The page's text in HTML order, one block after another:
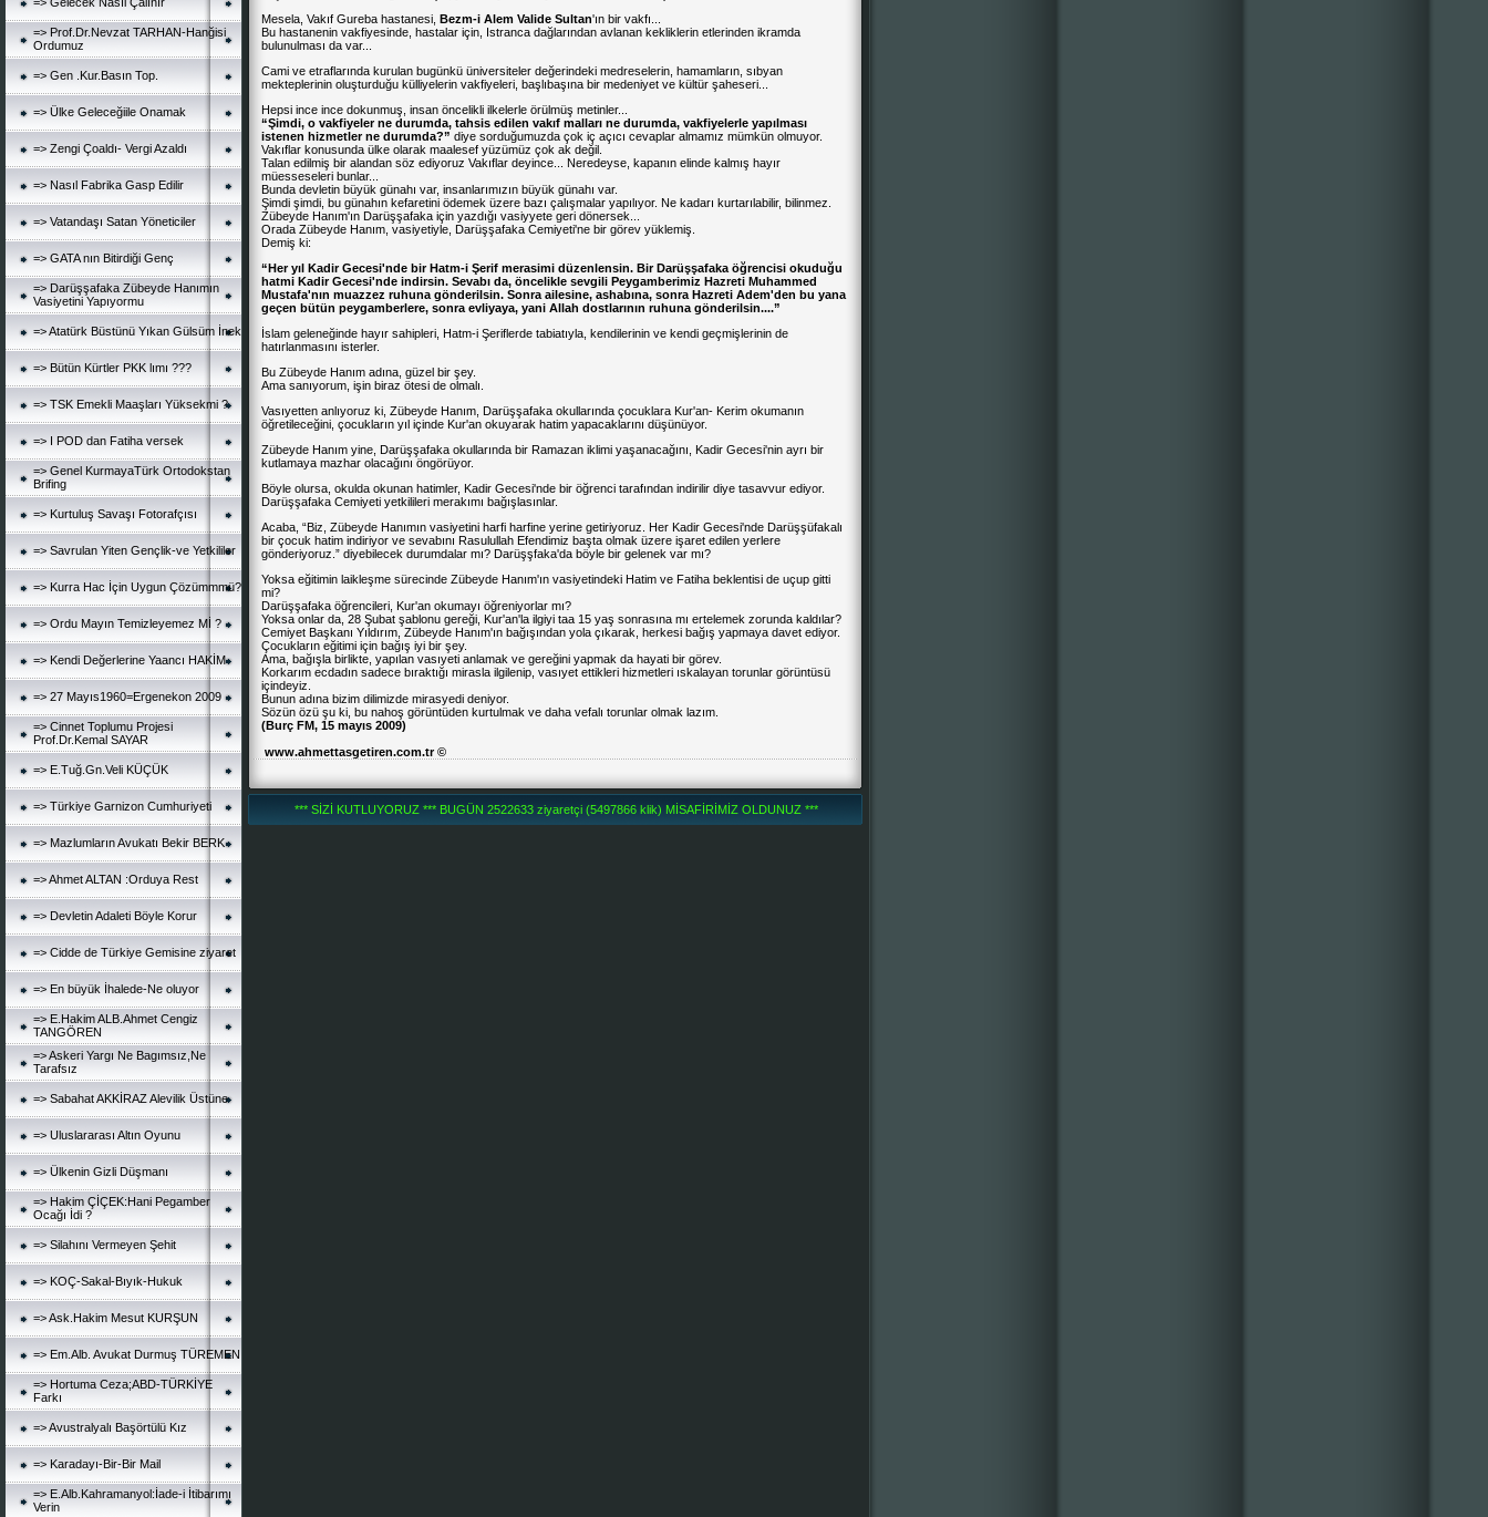
=> Prof.Dr.Nevzat TARHAN-Hanğisi
Ordumuz
=> Gen .Kur.Basın Top.
=> Ülke Geleceğiile Onamak
=> Zengi Çoaldı- Vergi Azaldı
=> Nasıl Fabrika Gasp Edilir
=> Vatandaşı Satan Yöneticiler
=> GATA nın Bitirdiği Genç
=> Darüşşafaka Zübeyde Hanımın
Vasiyetini Yapıyormu
=> Atatürk Büstünü Yıkan Gülsüm İnek
=> Bütün Kürtler PKK lımı ???
=> TSK Emekli Maaşları Yüksekmi ?
=> I POD dan Fatiha versek
=> Genel KurmayaTürk Ortodokstan
Brifing
=> Kurtuluş Savaşı Fotorafçısı
=> Savrulan Yiten Gençlik-ve Yetkililer
=> Kurra Hac İçin Uygun Çözümmmü?
=> Ordu Mayın Temizleyemez Mİ ?
=> Kendi Değerlerine Yaancı HAKİM
=> 27 Mayıs1960=Ergenekon 2009
=> Cinnet Toplumu Projesi
Prof.Dr.Kemal SAYAR
=> E.Tuğ.Gn.Veli KÜÇÜK
=> Türkiye Garnizon Cumhuriyeti
=> Mazlumların Avukatı Bekir BERK
=> Ahmet ALTAN :Orduya Rest
=> Devletin Adaleti Böyle Korur
=> Cidde de Türkiye Gemisine ziyaret
=> En büyük İhalede-Ne oluyor
=> E.Hakim ALB.Ahmet Cengiz
TANGÖREN
=> Askeri Yargı Ne Bagımsız,Ne
Tarafsız
=> Sabahat AKKİRAZ Alevilik Üstüne
=> Uluslararası Altın Oyunu
=> Ülkenin Gizli Düşmanı
=> Hakim ÇİÇEK:Hani Pegamber
Ocağı İdi ?
=> Silahını Vermeyen Şehit
=> KOÇ-Sakal-Bıyık-Hukuk
=> Ask.Hakim Mesut KURŞUN
=> Em.Alb. Avukat Durmuş TÜREMEN
=> Hortuma Ceza;ABD-TÜRKİYE
Farkı
=> Avustralyalı Başörtülü Kız
=> Karadayı-Bir-Bir Mail
=> E.Alb.Kahramanyol:İade-i İtibarımı
Verin
Mesela, Vakıf Gureba hastanesi, Bezm-i Alem Valide Sultan'ın bir vakfı...
Bu hastanenin vakfiyesinde, hastalar için, Istranca dağlarından avlanan kekliklerin etlerinden ikramda
bulunulması da var...
Cami ve etraflarında kurulan bugünkü üniversiteler değerindeki medreselerin, hamamların, sıbyan
mekteplerinin oluşturduğu külliyelerin vakfiyeleri, başlıbaşına bir medeniyet ve kültür şaheseri...
Hepsi ince ince dokunmuş, insan öncelikli ilkelerle örülmüş metinler...
“Şimdi, o vakfiyeler ne durumda, tahsis edilen vakıf malları ne durumda, vakfiyelerle yapılması
istenen hizmetler ne durumda?” diye sorduğumuzda çok iç açıcı cevaplar almamız mümkün olmuyor.
Vakıflar konusunda ülke olarak maalesef yüzümüz çok ak değil.
Talan edilmiş bir alandan söz ediyoruz Vakıflar deyince... Neredeyse, kapanın elinde kalmış hayır
müesseseleri bunlar...
Bunda devletin büyük günahı var, insanlarımızın büyük günahı var.
Şimdi şimdi, bu günahın kefaretini ödemek üzere bazı çalışmalar yapılıyor. Ne kadarı kurtarılabilir, bilinmez.
Zübeyde Hanım'ın Darüşşafaka için yazdığı vasiyyete geri dönersek...
Orada Zübeyde Hanım, vasiyetiyle, Darüşşafaka Cemiyeti'ne bir görev yüklemiş.
Demiş ki:
“Her yıl Kadir Gecesi'nde bir Hatm-i Şerif merasimi düzenlensin. Bir Darüşşafaka öğrencisi okuduğu
hatmi Kadir Gecesi'nde indirsin. Sevabı da, öncelikle sevgili Peygamberimiz Hazreti Muhammed
Mustafa'nın muazzez ruhuna gönderilsin. Sonra ailesine, ashabına, sonra Hazreti Adem'den bu yana
geçen bütün peygamberlere, sonra evliyaya, yani Allah dostlarının ruhuna gönderilsin....”
İslam geleneğinde hayır sahipleri, Hatm-i Şeriflerde tabiatıyla, kendilerinin ve kendi geçmişlerinin de
hatırlanmasını isterler.
Bu Zübeyde Hanım adına, güzel bir şey.
Ama sanıyorum, işin biraz ötesi de olmalı.
Vasıyetten anlıyoruz ki, Zübeyde Hanım, Darüşşafaka okullarında çocuklara Kur'an- Kerim okumanın
öğretileceğini, çocukların yıl içinde Kur'an okuyarak hatim yapacaklarını düşünüyor.
Zübeyde Hanım yine, Darüşşafaka okullarında bir Ramazan iklimi yaşanacağını, Kadir Gecesi'nin ayrı bir
kutlamaya mazhar olacağını öngörüyor.
Böyle olursa, okulda okunan hatimler, Kadir Gecesi'nde bir öğrenci tarafından indirilir diye tasavvur ediyor.
Darüşşafaka Cemiyeti yetkilileri merakımı bağışlasınlar.
Acaba, “Biz, Zübeyde Hanımın vasiyetini harfi harfine yerine getiriyoruz. Her Kadir Gecesi'nde Darüşşüfakalı
bir çocuk hatim indiriyor ve sevabını Rasulullah Efendimiz başta olmak üzere işaret edilen yerlere
gönderiyoruz.” diyebilecek durumdalar mı? Darüşşfaka'da böyle bir gelenek var mı?
Yoksa eğitimin laikleşme sürecinde Zübeyde Hanım'ın vasiyetindeki Hatim ve Fatiha beklentisi de uçup gitti
mi?
Darüşşafaka öğrencileri, Kur'an okumayı öğreniyorlar mı?
Yoksa onlar da, 28 Şubat şablonu gereği, Kur'an'la ilgiyi taa 15 yaş sonrasına mı ertelemek zorunda kaldılar?
Cemiyet Başkanı Yıldırım, Zübeyde Hanım'ın bağışından yola çıkarak, herkesi bağış yapmaya davet ediyor.
Çocukların eğitimi için bağış iyi bir şey.
Ama, bağışla birlikte, yapılan vasıyeti anlamak ve gereğini yapmak da hayati bir görev.
Korkarım ecdadın sadece bıraktığı mirasla ilgilenip, vasıyet ettikleri hizmetleri ıskalayan torunlar görüntüsü
içindeyiz.
Bunun adına bizim dilimizde mirasyedi deniyor.
Sözün özü şu ki, bu nahoş görüntüden kurtulmak ve daha vefalı torunlar olmak lazım.
(Burç FM, 15 mayıs 2009)
www.ahmettasgetiren.com.tr ©
*** SİZİ KUTLUYORUZ *** BUGÜN 2522633 ziyaretçi (5497866 klik) MİSAFİRİMİZ OLDUNUZ ***